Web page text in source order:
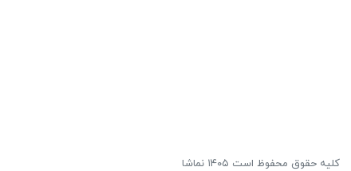
کلیه حقوق محفوظ است ۱۴۰۵ نماشا